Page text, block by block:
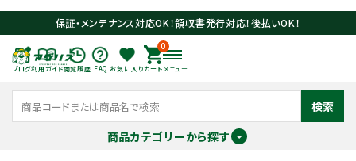
保証・メンテナンス対応OK！領収書発行対応！後払いOK！
ブログ利用ガイド閲覧履歴 FAQ お気に入り
0
カート メニュー
検索
商品カテゴリーから探す